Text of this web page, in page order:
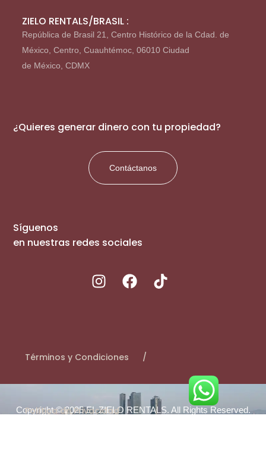
ZIELO RENTALS/BRASIL :
República de Brasil 21, Centro Histórico de la Cdad. de
México, Centro, Cuauhtémoc, 06010 Ciudad
de México, CDMX
¿Quieres generar dinero con tu propiedad?
Contáctanos
Síguenos
en nuestras redes sociales
Términos y Condiciones
Política de Privacidad
Copyright © 2025 EL ZIELO RENTALS. All Rights Reserved.